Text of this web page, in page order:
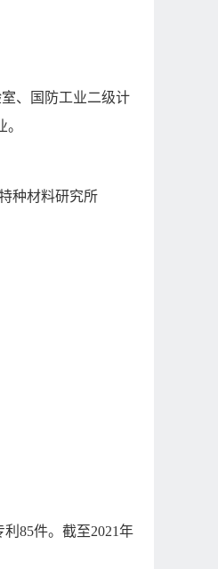
、国防工业二级计
种材料研究所
85件。截至2021年